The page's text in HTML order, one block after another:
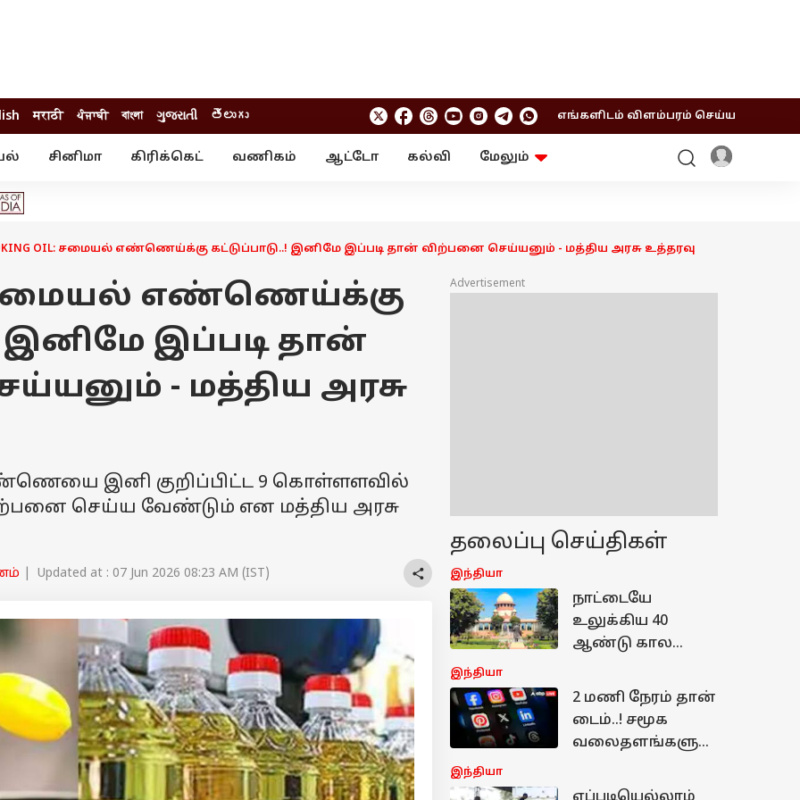
मराठी ਪੰਜਾਬੀ বাংলা ગુજરાતી తెలుగు எங்களிடம் விளம்பரம் செய்ய
சினிமா கிரிக்கெட் வணிகம் ஆட்டோ கல்வி
மேலும்
OIL: சமையல் எண்ணெய்க்கு கட்டுப்பாடு..! இனிமே இப்படி தான் விற்பனை செய்யனும் - மத்திய அரசு உத்தரவு
சமையல் எண்ணெய்க்கு
இனிமே இப்படி தான்
- மத்திய அரசு
இனி குறிப்பிட்ட 9 கொள்ளளவில்
செய்ய வேண்டும் என மத்திய அரசு
| Updated at : 07 Jun 2026 08:23 AM (IST)
Advertisement
தலைப்பு செய்திகள்
இந்தியா
நாட்டையே
உலுக்கிய 40
ஆண்டு கால
முடித்துவைத்த
உச்சநீதி மன்றம் -
தீர்ப்பு என்ன?
இந்தியா
2 மணி நேரம் தான்
டைம்..! சமூக
வலைதளங்களுக்
மத்திய அரசு -
இந்தியா